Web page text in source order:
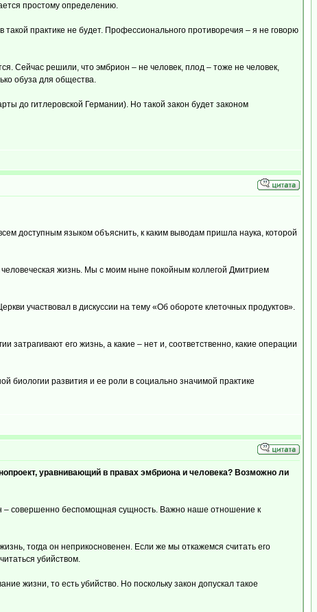
простому определению.
практике не будет. Профессионального противоречия – я не говорю
Сейчас решили, что эмбрион – не человек, плод – тоже не человек,
обуза для общества.
до гитлеровской Германии). Но такой закон будет законом
доступным языком объяснить, к каким выводам пришла наука, которой
человеческая жизнь. Мы с моим ныне покойным коллегой Дмитрием
участвовал в дискуссии на тему «Об обороте клеточных продуктов».
затрагивают его жизнь, а какие – нет и, соответственно, какие операции
биологии развития и ее роли в социально значимой практике
уравнивающий в правах эмбриона и человека? Возможно ли
– совершенно беспомощная сущность. Важно наше отношение к
тогда он неприкосновенен. Если же мы откажемся считать его
убийством.
жизни, то есть убийство. Но поскольку закон допускал такое